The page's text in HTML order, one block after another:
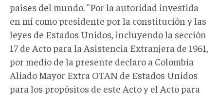
países del mundo. "Por la autoridad investida
en mí como presidente por la constitución y las
leyes de Estados Unidos, incluyendo la sección
17 de Acto para la Asistencia Extranjera de 1961,
por medio de la presente declaro a Colombia
Aliado Mayor Extra OTAN de Estados Unidos
para los propósitos de este Acto y el Acto para